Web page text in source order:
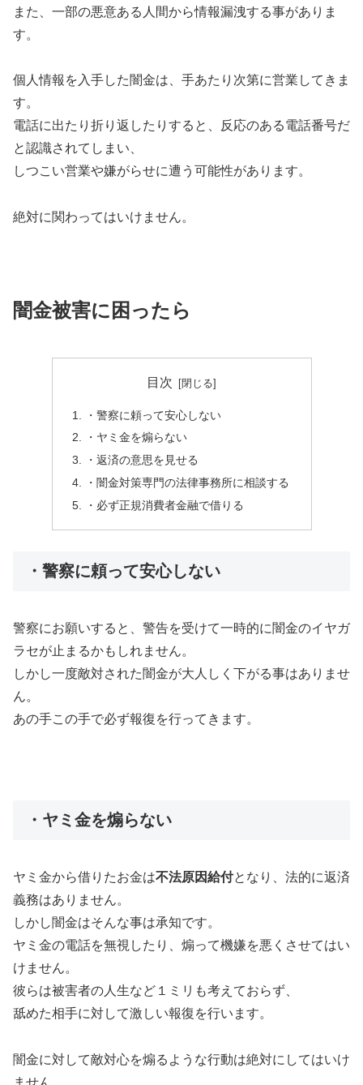
また、一部の悪意ある人間から情報漏洩する事がありま
す。
個人情報を入手した闇金は、手あたり次第に営業してきま
す。
電話に出たり折り返したりすると、反応のある電話番号だ
と認識されてしまい、
しつこい営業や嫌がらせに遭う可能性があります。
絶対に関わってはいけません。
闇金被害に困ったら
目次
・警察に頼って安心しない
・ヤミ金を煽らない
・返済の意思を見せる
・闇金対策専門の法律事務所に相談する
・必ず正規消費者金融で借りる
・警察に頼って安心しない
警察にお願いすると、警告を受けて一時的に闇金のイヤガ
ラセが止まるかもしれません。
しかし一度敵対された闇金が大人しく下がる事はありませ
ん。
あの手この手で必ず報復を行ってきます。
・ヤミ金を煽らない
ヤミ金から借りたお金は不法原因給付となり、法的に返済
義務はありません。
しかし闇金はそんな事は承知です。
ヤミ金の電話を無視したり、煽って機嫌を悪くさせてはい
けません。
彼らは被害者の人生など１ミリも考えておらず、
舐めた相手に対して激しい報復を行います。
闇金に対して敵対心を煽るような行動は絶対にしてはいけ